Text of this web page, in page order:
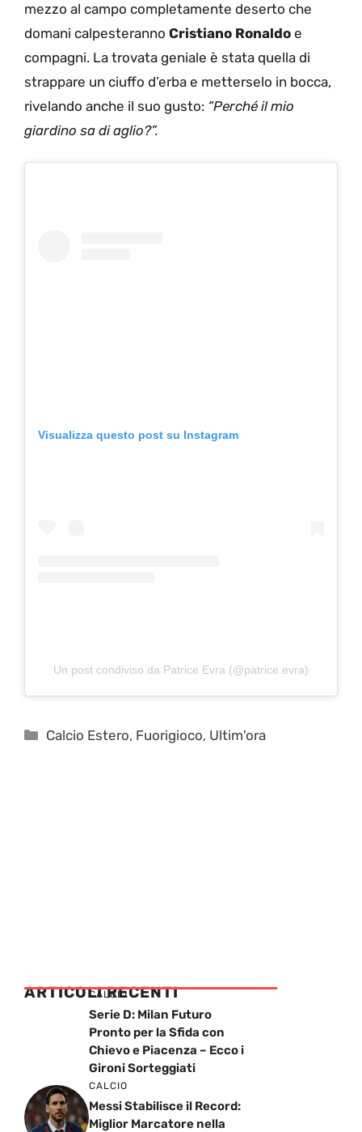
mezzo al campo completamente deserto che
domani calpesteranno Cristiano Ronaldo e
compagni. La trovata geniale è stata quella di
strappare un ciuffo d’erba e metterselo in bocca,
rivelando anche il suo gusto: “Perché il mio
giardino sa di aglio?”.
Visualizza questo post su Instagram
Un post condiviso da Patrice Evra (@patrice.evra)
Categorie
Calcio Estero, Fuorigioco, Ultim'ora
ARTICOLI RECENTI
CALCIO
Serie D: Milan Futuro
Pronto per la Sfida con
Chievo e Piacenza – Ecco i
Gironi Sorteggiati
CALCIO
Messi Stabilisce il Record:
Miglior Marcatore nella